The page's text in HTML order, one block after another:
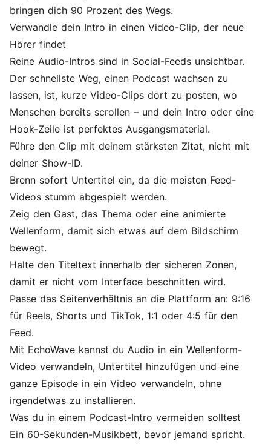
bringen dich 90 Prozent des Wegs.
Verwandle dein Intro in einen Video-Clip, der neue
Hörer findet
Reine Audio-Intros sind in Social-Feeds unsichtbar.
Der schnellste Weg, einen Podcast wachsen zu
lassen, ist, kurze Video-Clips dort zu posten, wo
Menschen bereits scrollen – und dein Intro oder eine
Hook-Zeile ist perfektes Ausgangsmaterial.
Führe den Clip mit deinem stärksten Zitat, nicht mit
deiner Show-ID.
Brenn sofort Untertitel ein, da die meisten Feed-
Videos stumm abgespielt werden.
Zeig den Gast, das Thema oder eine animierte
Wellenform, damit sich etwas auf dem Bildschirm
bewegt.
Halte den Titeltext innerhalb der sicheren Zonen,
damit er nicht vom Interface beschnitten wird.
Passe das Seitenverhältnis an die Plattform an: 9:16
für Reels, Shorts und TikTok, 1:1 oder 4:5 für den
Feed.
Mit EchoWave kannst du Audio in ein Wellenform-
Video verwandeln, Untertitel hinzufügen und eine
ganze Episode in ein Video verwandeln, ohne
irgendetwas zu installieren.
Was du in einem Podcast-Intro vermeiden solltest
Ein 60-Sekunden-Musikbett, bevor jemand spricht.